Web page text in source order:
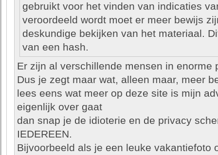
gebruikt voor het vinden van indicaties
veroordeeld wordt moet er meer bewijs
deskundige bekijken van het materiaal.
van een hash.
Er zijn al verschillende mensen in enorme
Dus je zegt maar wat, alleen maar, meer
lees eens wat meer op deze site is mijn
eigenlijk over gaat
dan snap je de idioterie en de privacy
IEDEREEN.
Bijvoorbeeld als je een leuke vakantiefoto